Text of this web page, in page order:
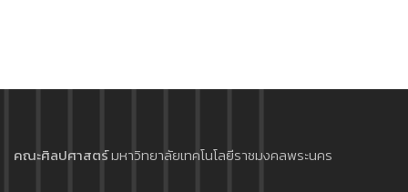
คณะศิลปศาสตร์มหาวิทยาลัยเทคโนโลยีราชมงคลพระนคร